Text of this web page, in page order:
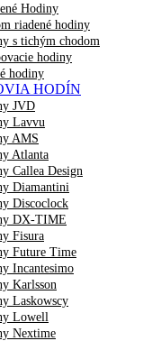
Hodiny
riadené hodiny
s tichým chodom
hodiny
hodiny
HODÍN
JVD
Lavvu
AMS
Atlanta
Callea Design
Diamantini
Discoclock
DX-TIME
Fisura
Future Time
Incantesimo
Karlsson
Laskowscy
Lowell
Nextime